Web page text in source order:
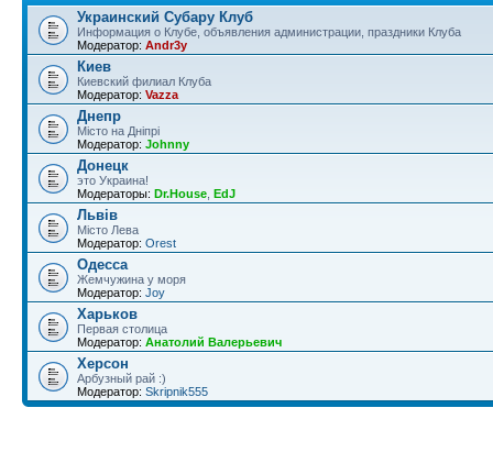
Украинский Субару Клуб
Информация о Клубе, объявления администрации, праздники Клуба
Модератор: Andr3y
Киев
Киевский филиал Клуба
Модератор: Vazza
Днепр
Місто на Дніпрі
Модератор: Johnny
Донецк
это Украина!
Модераторы: Dr.House EdJ
Львів
Місто Лева
Модератор: Orest
Одесса
Жемчужина у моря
Модератор: Joy
Харьков
Первая столица
Модератор: Анатолий Валерьевич
Херсон
Арбузный рай :)
Модератор: Skripnik555